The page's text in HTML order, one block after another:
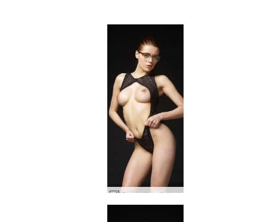
Kloe heitur nörd #26